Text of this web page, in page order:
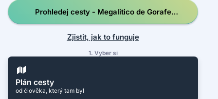
Prohledej cesty - Megalitico de Gorafe
Zjistit, jak to funguje
1. Vyber si
Plán cesty
od člověka, který tam byl